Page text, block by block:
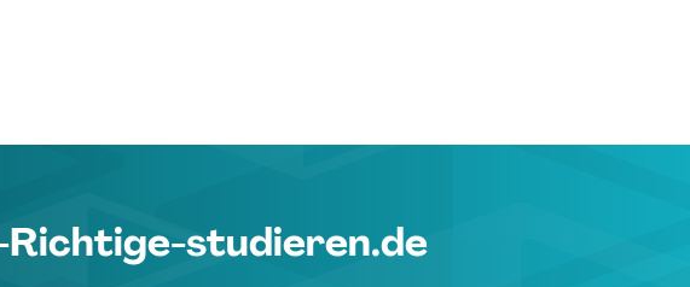
Richtige-studieren.de